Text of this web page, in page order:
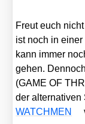
Freut euch
ist noch in
kann immer
gehen.
(GAME OF
der
WATCHMEN